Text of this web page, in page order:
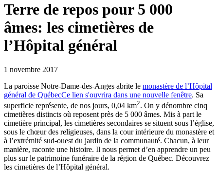
Terre de repos pour 5 000
âmes: les cimetières de
l’Hôpital général
1 novembre 2017
La paroisse Notre-Dame-des-Anges abrite le monastère de l’Hôpital
général de QuébecCe lien s'ouvrira dans une nouvelle fenêtre. Sa
superficie représente, de nos jours, 0,04 km2. On y dénombre cinq
cimetières distincts où reposent près de 5 000 âmes. Mis à part le
cimetière principal, les cimetières secondaires se situent sous l’église,
sous le chœur des religieuses, dans la cour intérieure du monastère et
à l’extrémité sud-ouest du jardin de la communauté. Chacun, à leur
manière, raconte une histoire. Il nous permet d’en apprendre un peu
plus sur le patrimoine funéraire de la région de Québec. Découvrez
les cimetières de l’Hôpital général.